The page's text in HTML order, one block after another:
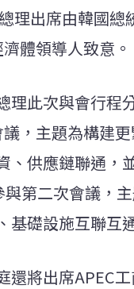
理出席由韓國
體領導人致意。
理此次與會行程
，主題為構建
、供應鏈聯通，
第二次會議，
基礎設施互聯互
還將出席APEC